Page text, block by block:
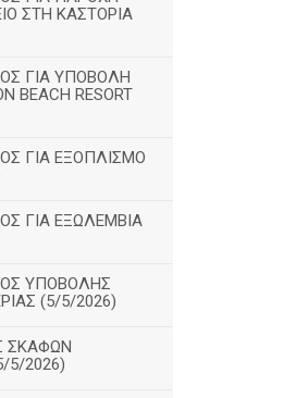
ΣΤΗ ΚΑΣΤΟΡΙΑ
ΓΙΑ ΥΠΟΒΟΛΗ
RESORT
ΓΙΑ ΕΞΟΠΛΙΣΜΟ
ΓΙΑ ΕΞΩΛΕΜΒΙΑ
ΥΠΟΒΟΛΗΣ
(5/5/2026)
ΣΚΑΦΩΝ
5/2026)